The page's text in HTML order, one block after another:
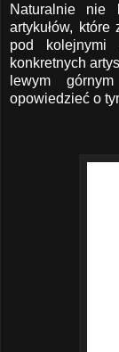
Naturalnie nie
artykułów,
pod kolejnymi
konkretnych
lewym
opowiedzieć o